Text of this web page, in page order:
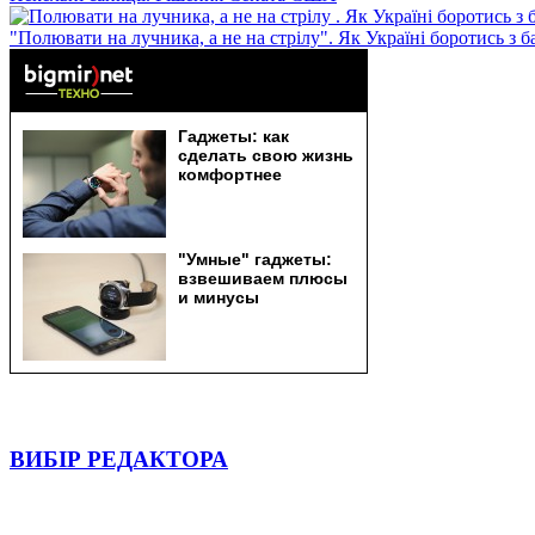
"Полювати на лучника, а не на стрілу". Як Україні боротись з
ВИБІР РЕДАКТОРА